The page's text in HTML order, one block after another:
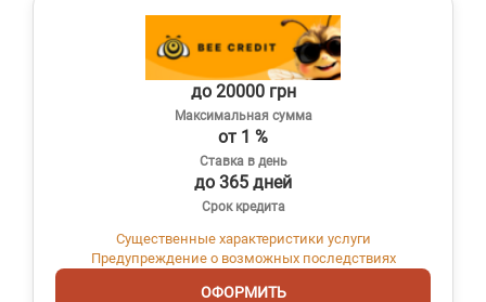
до 20000 грн
Максимальная сумма
от 1 %
Ставка в день
до 365 дней
Срок кредита
Существенные характеристики услуги
Предупреждение о возможных последствиях
ОФОРМИТЬ